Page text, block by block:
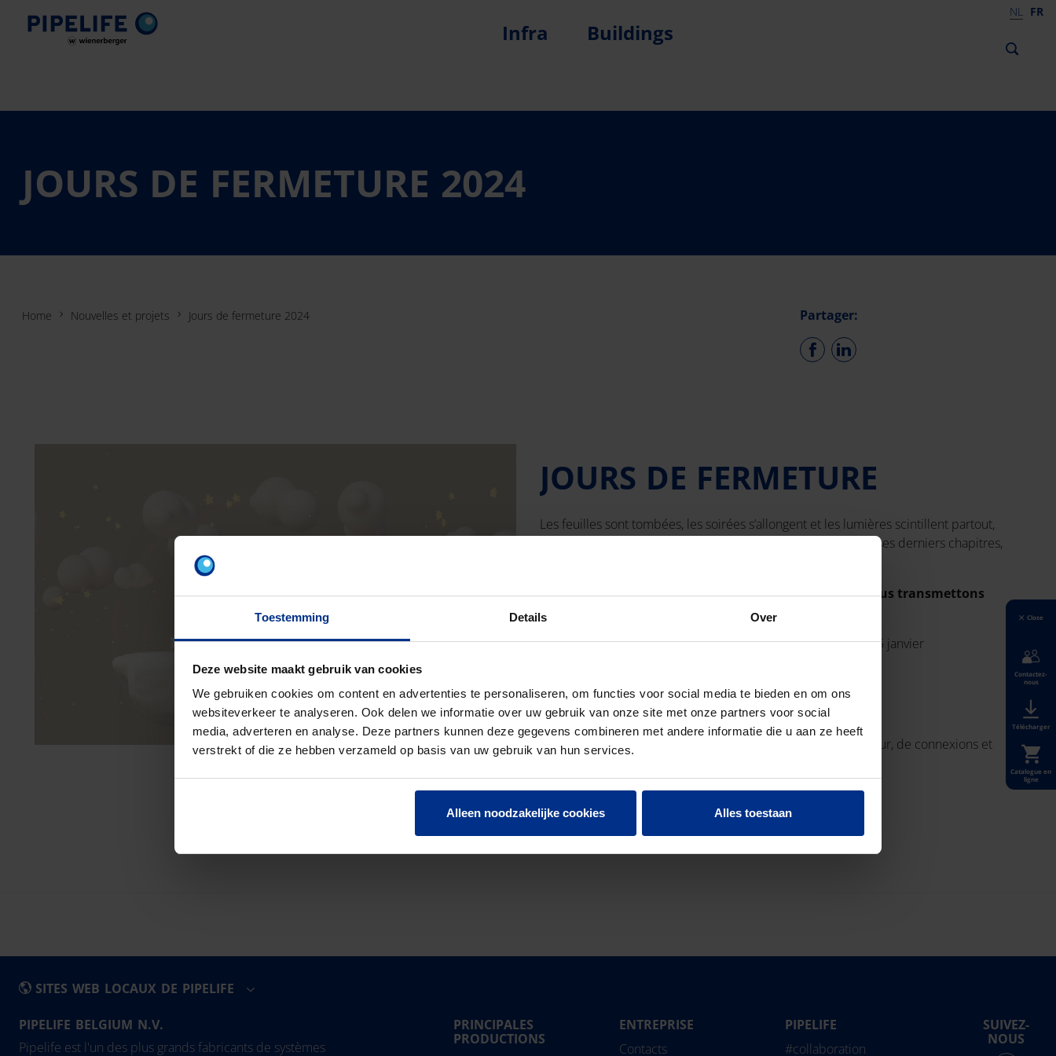
Toestemming Details Over
Deze website maakt gebruik van cookies
We gebruiken cookies om content en advertenties te personaliseren, om functies voor social media te bieden en om ons
websiteverkeer te analyseren. Ook delen we informatie over uw gebruik van onze site met onze partners voor social
media, adverteren en analyse. Deze partners kunnen deze gegevens combineren met andere informatie die u aan ze heeft
verstrekt of die ze hebben verzameld op basis van uw gebruik van hun services.
Alleen noodzakelijke cookies Alles toestaan
Infra Buildings
NL FR
JOURS DE FERMETURE 2024
Home Nouvelles et projets Jours de fermeture 2024 Partager:
JOURS DE FERMETURE
Les feuilles sont tombées, les soirées s’allongent et les lumières scintillent partout,
la période de fin d’année est arrivée ! Alors que l’année écrit ses derniers chapitres,
Afin de soutenir au mieux votre planification, nous vous transmettons
les dates importantes suivantes:
Steinzeug-Keramo Hasselt: fermé du 21 decembre au 5 janvier
Pipelife vous souhaite un merveilleux moment plein de chaleur, de connexions et
Close
Contactez-
nous
Télécharger
Catalogue en
ligne
SITES WEB LOCAUX DE PIPELIFE
België - Nederlands
Eesti
Slovensko
PIPELIFE BELGIUM N.V.
Pipelife est l'un des plus grands fabricants de systèmes
PRINCIPALES
PRODUCTIONS
ENTREPRISE
Contacts
PIPELIFE
#collaboration
SUIVEZ-
NOUS